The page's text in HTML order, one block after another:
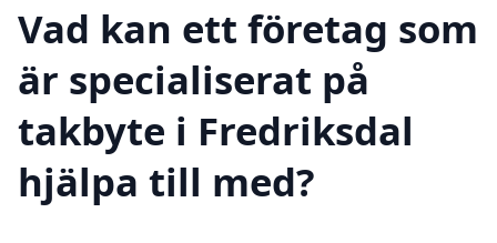
Vad kan ett företag som
är specialiserat på
takbyte i Fredriksdal
hjälpa till med?